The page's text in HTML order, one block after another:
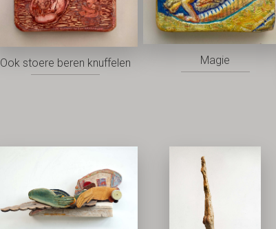
Ook stoere beren knuffelen Magie